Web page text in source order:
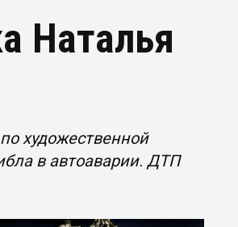
Наталья
художественной
в автоаварии. ДТП